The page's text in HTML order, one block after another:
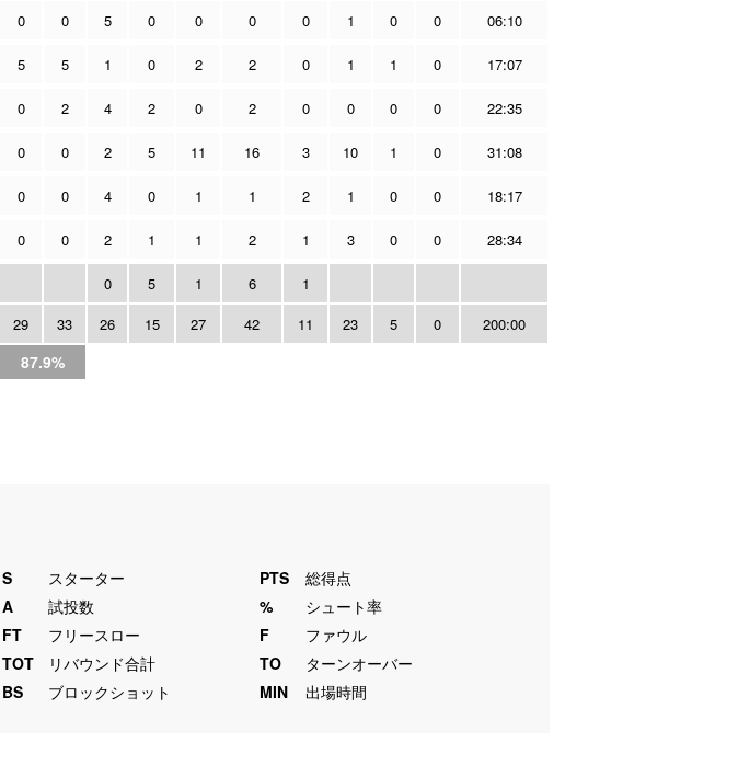
0 0 5 0 0 0 0 1 0 0 06:10
5 5 1 0 2 2 0 1 1 0 17:07
0 2 4 2 0 2 0 0 0 0 22:35
0 0 2 5 11 16 3 10 1 0 31:08
0 0 4 0 1 1 2 1 0 0 18:17
0 0 2 1 1 2 1 3 0 0 28:34
0 5 1 6 1
29 33 26 15 27 42 11 23 5 0 200:00
87.9%
S スターター PTS
総得点
A 試投数 %
シュート率
FT フリースロー F
ファウル
TOT リバウンド合計 TO
ターンオーバー
BS ブロックショット MIN 出場時間